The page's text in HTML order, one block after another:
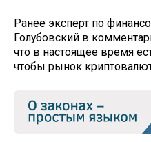
Ранее эксперт по
Голубовский в
что в настоящее время
чтобы рынок